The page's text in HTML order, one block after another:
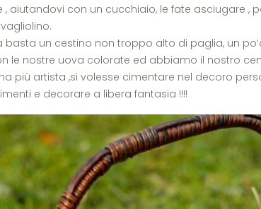
, aiutandovi con un cucchiaio, le fate asciugare ,
basta un cestino non troppo alto di paglia, un
le nostre uova colorate ed abbiamo il nostro
più artista ,si volesse cimentare nel decoro
e decorare a libera fantasia !!!!